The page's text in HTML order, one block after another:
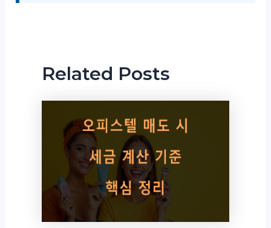
Related Posts